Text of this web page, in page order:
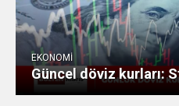
EKONOMİ
Güncel döviz kurları: